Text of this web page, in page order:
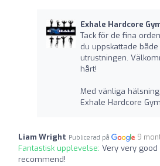
Exhale Hardcore
Tack för de fina
du uppskattade
utrustningen.
hårt!
Med vänliga
Exhale Hardcore Gym
Liam Wright Publicerad på 9
Fantastisk upplevelse: Very very
recommend!